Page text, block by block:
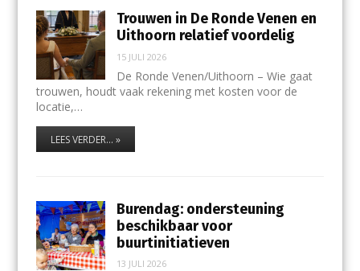
Trouwen in De Ronde Venen en
Uithoorn relatief voordelig
15 JULI 2026
De Ronde Venen/Uithoorn – Wie gaat
trouwen, houdt vaak rekening met kosten voor de
locatie,…
LEES VERDER... »
Burendag: ondersteuning
beschikbaar voor
buurtinitiatieven
13 JULI 2026